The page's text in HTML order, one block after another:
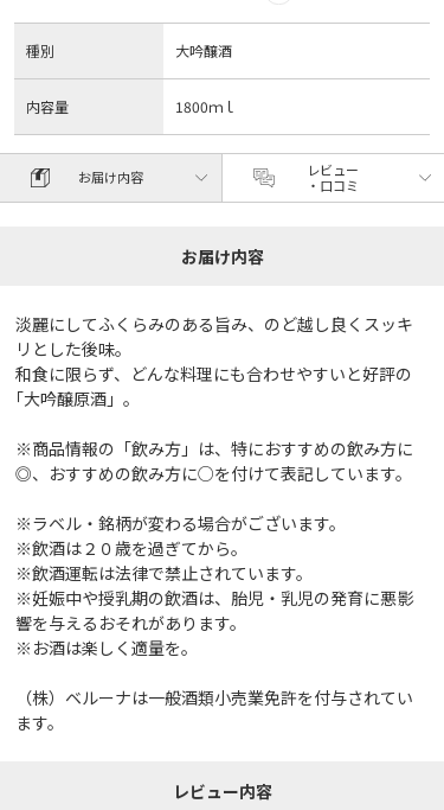
種別 大吟醸酒
内容量 1800ｍｌ
お届け内容
レビュー
・口コミ
お届け内容
淡麗にしてふくらみのある旨み、のど越し良くスッキ
リとした後味。
和食に限らず、どんな料理にも合わせやすいと好評の
｢大吟醸原酒」。
※商品情報の「飲み方」は、特におすすめの飲み方に
◎、おすすめの飲み方に○を付けて表記しています。
※ラベル・銘柄が変わる場合がございます。
※飲酒は２０歳を過ぎてから。
※飲酒運転は法律で禁止されています。
※妊娠中や授乳期の飲酒は、胎児・乳児の発育に悪影
響を与えるおそれがあります。
※お酒は楽しく適量を。
（株）ベルーナは一般酒類小売業免許を付与されてい
ます。
レビュー内容